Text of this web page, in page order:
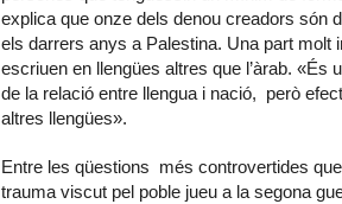
explica que onze dels denou creadors són
els darrers anys a Palestina. Una part
escriuen en llengües altres que l’àrab.
de la relació entre llengua i nació, però
altres llengües».
Entre les qüestions més controvertides
trauma viscut pel poble jueu a la segona